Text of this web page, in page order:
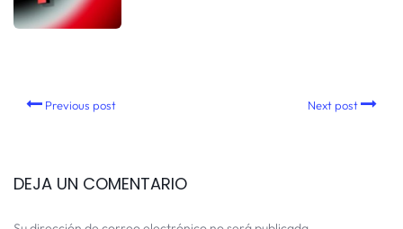
Previous post Next post
DEJA UN COMENTARIO